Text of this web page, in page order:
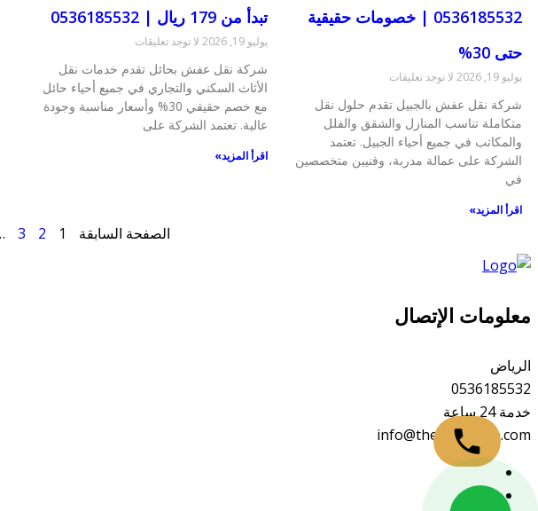
0536185532 | خصومات حقيقية
حتى 30%
يوليو 19, 2026 لا توجد تعليقات
شركة نقل عفش بالجبيل تقدم حلول نقل
متكاملة تناسب المنازل والشقق والفلل
والمكاتب في جميع أحياء الجبيل. تعتمد
الشركة على عمالة مدربة، وفنيين متخصصين
في
اقرأ المزيد»
تبدأ من 179 ريال | 0536185532
يوليو 19, 2026 لا توجد تعليقات
شركة نقل عفش بحائل تقدم خدمات نقل
الأثاث السكني والتجاري في جميع أحياء حائل
مع خصم حقيقي 30% وأسعار مناسبة وجودة
عالية. تعتمد الشركة على
اقرأ المزيد»
الصفحة السابقة 1
2
3
معلومات الإتصال
الرياض
0536185532
خدمة 24 ساعة
info@thetrustgate.com